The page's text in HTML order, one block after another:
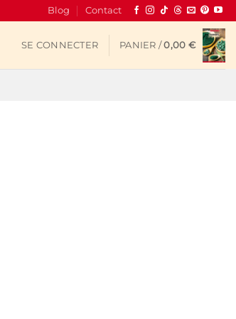
Blog Contact
SE CONNECTER PANIER /0,00 €